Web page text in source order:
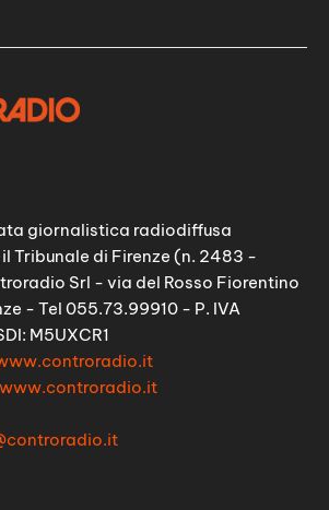
giornalistica radiodiffusa
Tribunale di Firenze (n. 2483 -
Srl - via del Rosso Fiorentino
- Tel 055.73.99910 - P. IVA
M5UXCR1